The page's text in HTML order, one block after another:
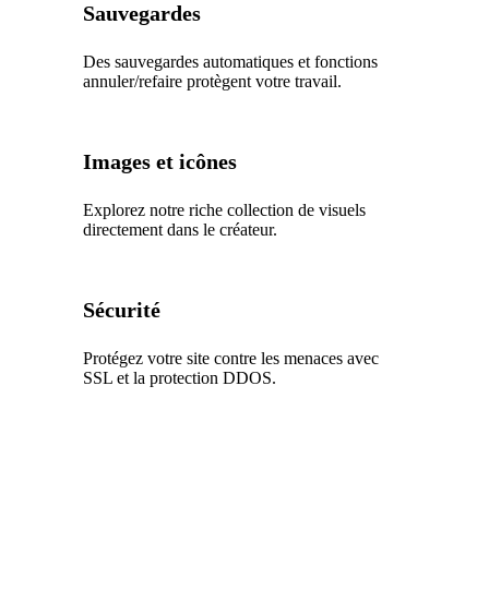
Sauvegardes
Des sauvegardes automatiques et fonctions
annuler/refaire protègent votre travail.
Images et icônes
Explorez notre riche collection de visuels
directement dans le créateur.
Sécurité
Protégez votre site contre les menaces avec
SSL et la protection DDOS.